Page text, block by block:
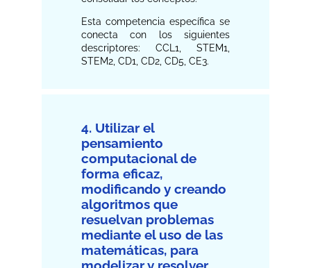
Esta competencia específica se
conecta con los siguientes
descriptores: CCL1, STEM1,
STEM2, CD1, CD2, CD5, CE3.
4. Utilizar el
pensamiento
computacional de
forma eficaz,
modificando y creando
algoritmos que
resuelvan problemas
mediante el uso de las
matemáticas, para